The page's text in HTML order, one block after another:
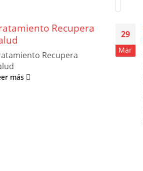
Recupera
Recupera
más
29
Mar